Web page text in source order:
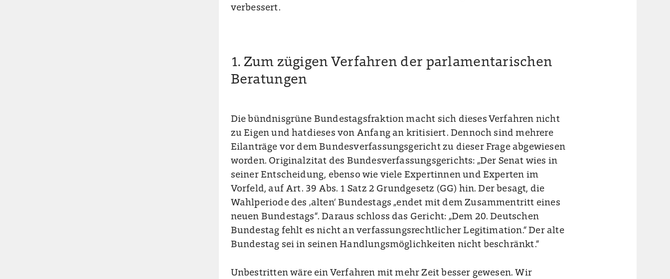
verbessert.
1. Zum zügigen Verfahren der parlamentarischen
Beratungen
Die bündnisgrüne Bundestagsfraktion macht sich dieses Verfahren nicht
zu Eigen und hatdieses von Anfang an kritisiert. Dennoch sind mehrere
Eilanträge vor dem Bundesverfassungsgericht zu dieser Frage abgewiesen
worden. Originalzitat des Bundesverfassungsgerichts: „Der Senat wies in
seiner Entscheidung, ebenso wie viele Expertinnen und Experten im
Vorfeld, auf Art. 39 Abs. 1 Satz 2 Grundgesetz (GG) hin. Der besagt, die
Wahlperiode des ‚alten‘ Bundestags „endet mit dem Zusammentritt eines
neuen Bundestags“. Daraus schloss das Gericht: „Dem 20. Deutschen
Bundestag fehlt es nicht an verfassungsrechtlicher Legitimation.“ Der alte
Bundestag sei in seinen Handlungsmöglichkeiten nicht beschränkt.“
Unbestritten wäre ein Verfahren mit mehr Zeit besser gewesen. Wir